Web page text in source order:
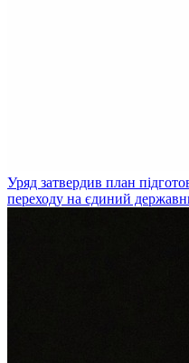
Уряд затвердив план
переходу на єдиний